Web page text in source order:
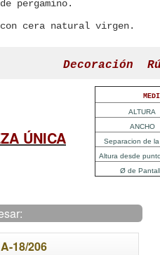
pergamino.
con cera natural virgen.
Decoración
ÚNICA
ALTURA
ANCHO
Separacion de
Altura desde
Ø de
18/206